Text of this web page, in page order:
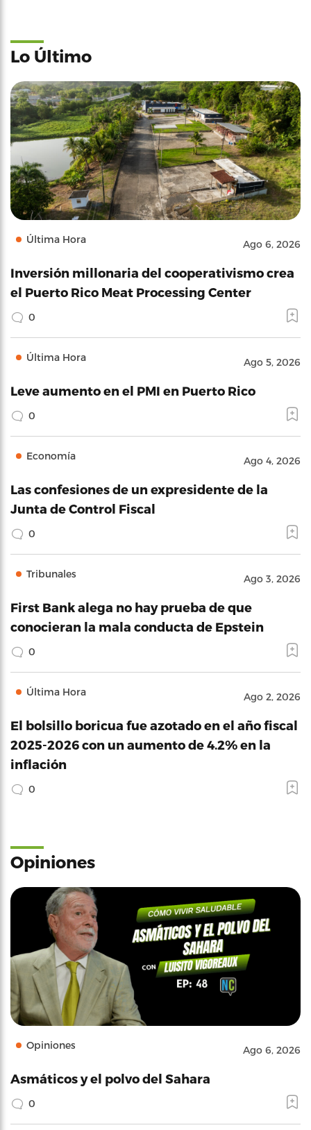
Lo Último
Última Hora Ago 6, 2026
Inversión millonaria del cooperativismo crea
el Puerto Rico Meat Processing Center
0
Última Hora Ago 5, 2026
Leve aumento en el PMI en Puerto Rico
0
Economía Ago 4, 2026
Las confesiones de un expresidente de la
Junta de Control Fiscal
0
Tribunales Ago 3, 2026
First Bank alega no hay prueba de que
conocieran la mala conducta de Epstein
0
Última Hora Ago 2, 2026
El bolsillo boricua fue azotado en el año fiscal
2025-2026 con un aumento de 4.2% en la
inflación
0
Opiniones
Opiniones Ago 6, 2026
Asmáticos y el polvo del Sahara
0